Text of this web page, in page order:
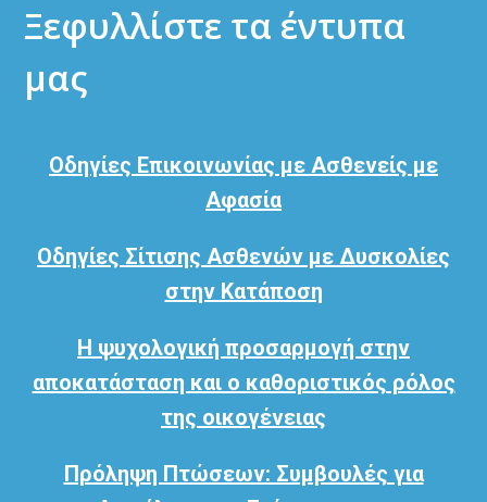
Ξεφυλλίστε τα έντυπα
μας
Οδηγίες Επικοινωνίας με Ασθενείς με
Αφασία
Οδηγίες Σίτισης Ασθενών με Δυσκολίες
στην Κατάποση
Η ψυχολογική προσαρμογή στην
αποκατάσταση και ο καθοριστικός ρόλος
της οικογένειας
Πρόληψη Πτώσεων: Συμβουλές για